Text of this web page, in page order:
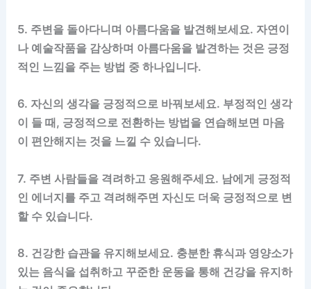
5. 주변을 돌아다니며 아름다움을 발견해보세요. 자연이
나 예술작품을 감상하며 아름다움을 발견하는 것은 긍정
적인 느낌을 주는 방법 중 하나입니다.
6. 자신의 생각을 긍정적으로 바꿔보세요. 부정적인 생각
이 들 때, 긍정적으로 전환하는 방법을 연습해보면 마음
이 편안해지는 것을 느낄 수 있습니다.
7. 주변 사람들을 격려하고 응원해주세요. 남에게 긍정적
인 에너지를 주고 격려해주면 자신도 더욱 긍정적으로 변
할 수 있습니다.
8. 건강한 습관을 유지해보세요. 충분한 휴식과 영양소가
있는 음식을 섭취하고 꾸준한 운동을 통해 건강을 유지하